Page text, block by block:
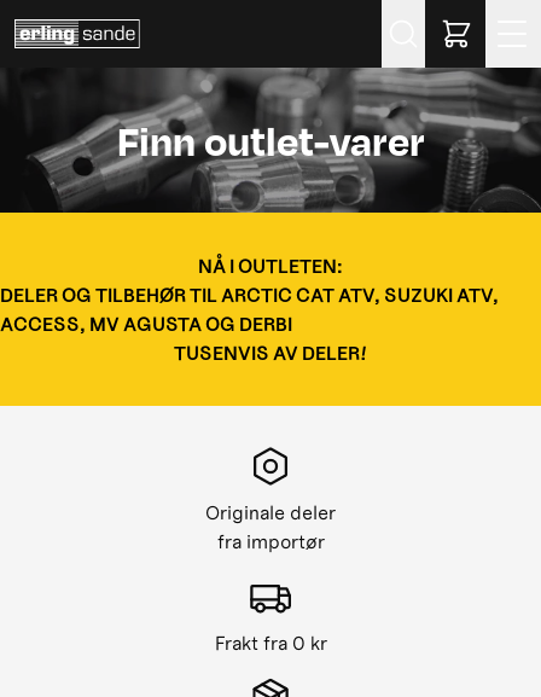
Finn outlet-varer
NÅ I OUTLETEN:
DELER OG TILBEHØR TIL ARCTIC CAT ATV, SUZUKI ATV,
ACCESS, MV AGUSTA OG DERBI
TUSENVIS AV DELER!
Originale deler
fra importør
Frakt fra 0 kr